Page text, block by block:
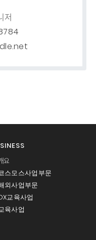
저
요
스모스사업부문
외사업부문
교육사업
육사업